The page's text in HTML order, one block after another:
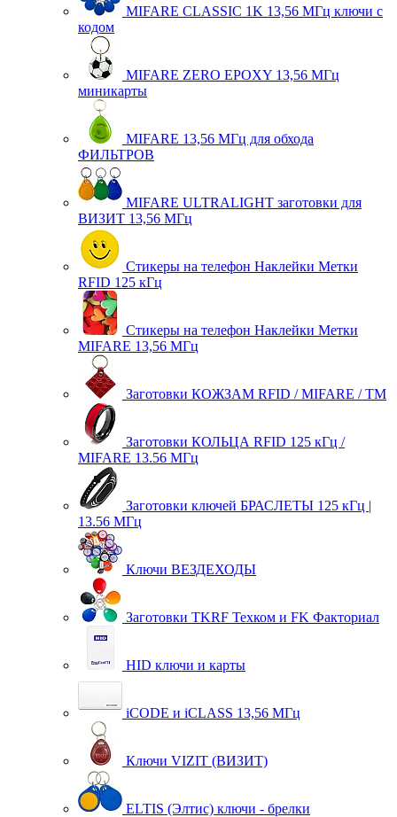
MIFARE CLASSIC 1K 13,56 МГц ключи с
кодом
MIFARE ZERO EPOXY 13,56 МГц
миникарты
MIFARE 13,56 МГц для обхода
ФИЛЬТРОВ
MIFARE ULTRALIGHT заготовки для
ВИЗИТ 13,56 МГц
Стикеры на телефон Наклейки Метки
RFID 125 кГц
Стикеры на телефон Наклейки Метки
MIFARE 13,56 МГц
Заготовки КОЖЗАМ RFID / MIFARE / TM
Заготовки КОЛЬЦА RFID 125 кГц /
MIFARE 13.56 МГц
Заготовки ключей БРАСЛЕТЫ 125 кГц |
13.56 МГц
Ключи ВЕЗДЕХОДЫ
Заготовки TKRF Техком и FK Факториал
HID ключи и карты
iCODE и iCLASS 13,56 МГц
Ключи VIZIT (ВИЗИТ)
ELTIS (Элтис) ключи - брелки